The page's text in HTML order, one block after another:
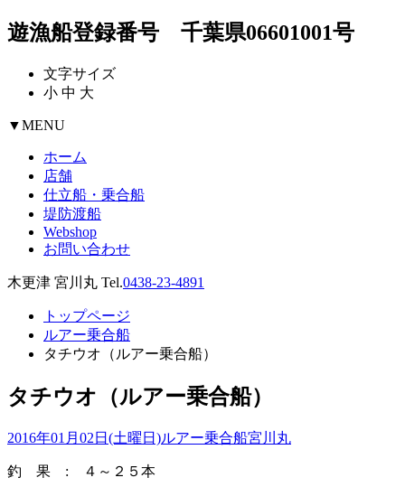
遊漁船登録番号 千葉県06601001号
文字サイズ
小 中 大
▼MENU
ホーム
店舗
仕立船・乗合船
堤防渡船
Webshop
お問い合わせ
木更津 宮川丸 Tel.0438-23-4891
トップページ
ルアー乗合船
タチウオ（ルアー乗合船）
タチウオ（ルアー乗合船）
2016年01月02日(土曜日)ルアー乗合船宮川丸
釣 果 : ４～２５本